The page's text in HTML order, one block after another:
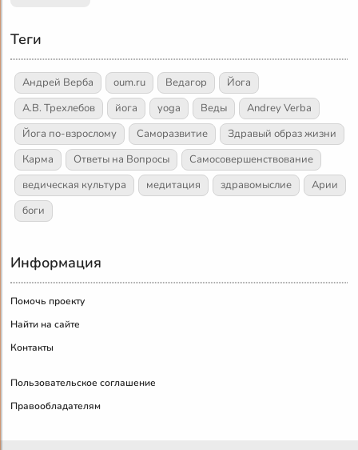
Теги
Андрей Верба oum.ru Ведагор
Йога
А.В. Трехлебов
йога yoga Веды
Andrey Verba
Йога по-взрослому
Саморазвитие
Здравый образ жизни
Карма
Ответы на Вопросы
Самосовершенствование
ведическая культура
медитация здравомыслие
Арии
боги
Информация
Помочь проекту
Найти на сайте
Контакты
Пользовательское соглашение
Правообладателям